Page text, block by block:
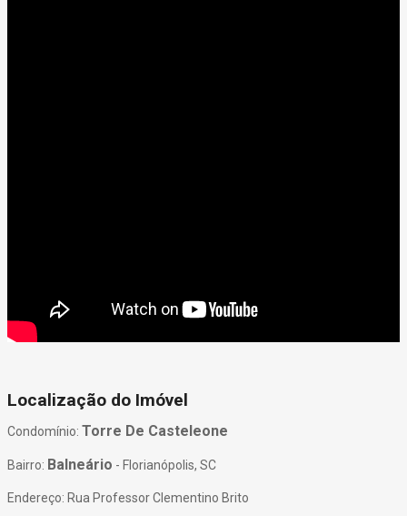
Localização do Imóvel
Condomínio: Torre De Casteleone
Bairro: Balneário - Florianópolis, SC
Endereço: Rua Professor Clementino Brito